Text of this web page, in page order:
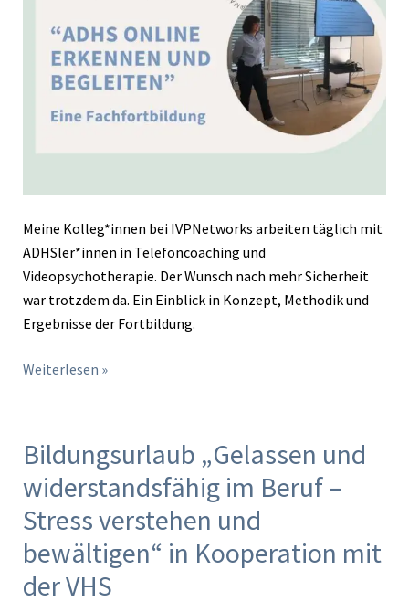
Meine Kolleg*innen bei IVPNetworks arbeiten täglich mit
ADHSler*innen in Telefoncoaching und
Videopsychotherapie. Der Wunsch nach mehr Sicherheit
war trotzdem da. Ein Einblick in Konzept, Methodik und
Ergebnisse der Fortbildung.
Weiterlesen »
Bildungsurlaub „Gelassen und
widerstandsfähig im Beruf –
Stress verstehen und
bewältigen“ in Kooperation mit
der VHS
Bildungsurlaub
und
widerstandsfähig
im
Beruf
–